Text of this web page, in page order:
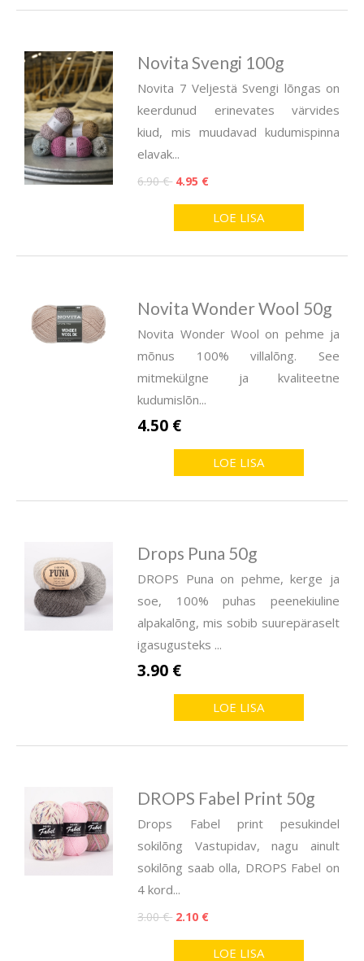
Novita Svengi 100g
Novita 7 Veljestä Svengi lõngas on
keerdunud erinevates värvides
kiud, mis muudavad kudumispinna
elavak...
6.90 € 4.95 €
LOE LISA
Novita Wonder Wool 50g
Novita Wonder Wool on pehme ja
mõnus 100% villalõng. See
mitmekülgne ja kvaliteetne
kudumislõn...
4.50 €
LOE LISA
Drops Puna 50g
DROPS Puna on pehme, kerge ja
soe, 100% puhas peenekiuline
alpakalõng, mis sobib suurepäraselt
igasugusteks ...
3.90 €
LOE LISA
DROPS Fabel Print 50g
Drops Fabel print pesukindel
sokilõng Vastupidav, nagu ainult
sokilõng saab olla, DROPS Fabel on
4 kord...
3.00 € 2.10 €
LOE LISA